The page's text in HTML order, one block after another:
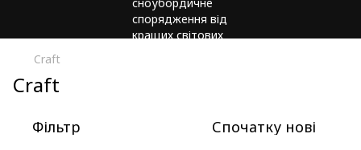
Craft
Craft
Фільтр Спочатку нові